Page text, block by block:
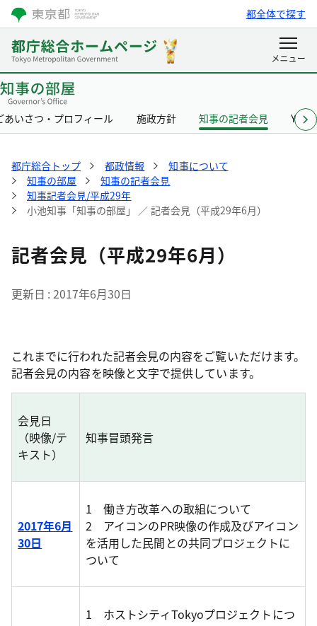
都全体で探す
あいさつ・プロフィール 施政方針 知事の記者会見
都庁総合トップ 都政情報
知事について
知事の部屋
知事の記者会見
知事記者会見/平成29年
小池知事「知事の部屋」 ／ 記者会見（平成29年6月）
記者会見（平成29年6月）
更新日 2017年6月30日
これまでに行われた記者会見の内容をご覧いただけます。
記者会見の内容を映像と文字で提供しています。
会見日
（映像/テ
キスト）
知事冒頭発言
2017年6月
30日
1 働き方改革への取組について
2 アイコンのPR映像の作成及びアイコン
を活用した民間との共同プロジェクトに
ついて
1 ホストシティTokyoプロジェクトにつ